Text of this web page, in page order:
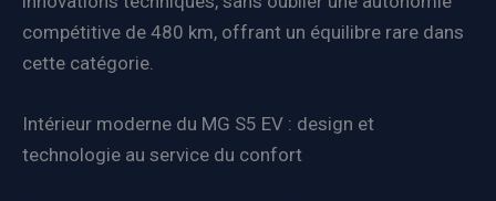
compétitive de 480 km, offrant un équilibre rare dans
cette catégorie.
Intérieur moderne du MG S5 EV : design et
technologie au service du confort